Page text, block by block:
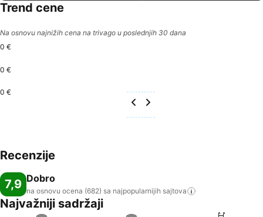
Trend cene
Na osnovu najnižih cena na trivago u poslednjih 30 dana
0 €
0 €
0 €
Recenzije
7,9 Dobro
na osnovu ocena (682) sa najpopularnijih sajtova
Najvažniji sadržaji